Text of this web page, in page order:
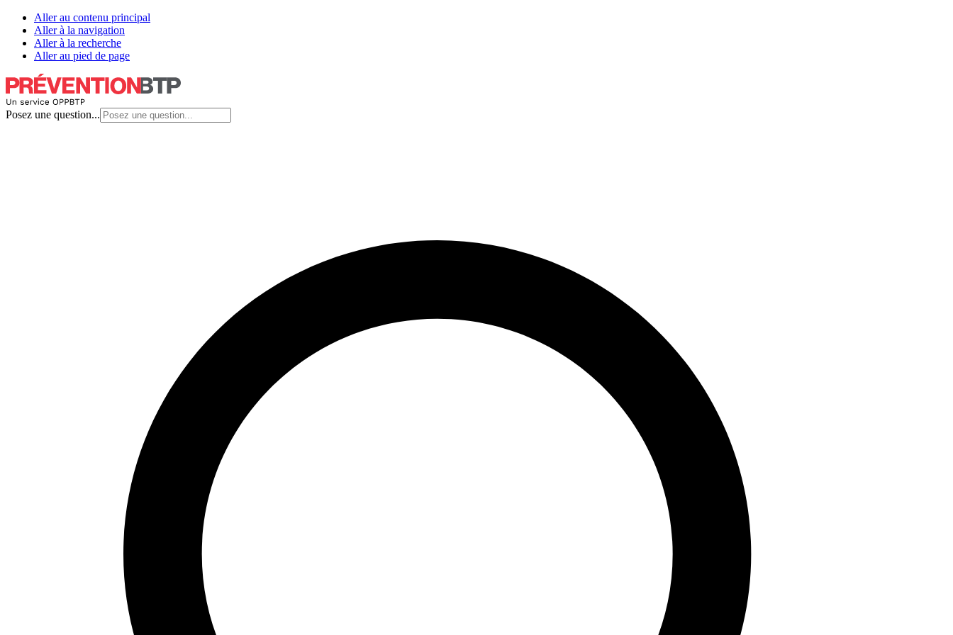
Aller au contenu principal
Aller à la navigation
Aller à la recherche
Aller au pied de page
Posez une question...